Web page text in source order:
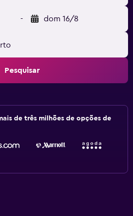
- dom 16/8
Pesquisar
de três milhões de opções de